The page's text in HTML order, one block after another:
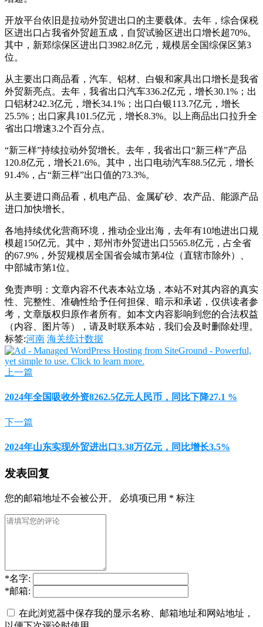
开放平台依旧是拉动外贸进出口的主要载体。去年，综合保税
区进出口占我省外贸超五成，自贸试验区进出口增长超70%。
其中，新郑综保区进出口3982.8亿元，规模居全国综保区第3
位。
从主要出口商品看，汽车、铝材、白银和家具出口增长是我省
外贸新亮点。去年，我省出口汽车336.2亿元，增长30.1%；出
口铝材242.3亿元，增长34.1%；出口白银113.7亿元，增长
25.5%；出口家具101.5亿元，增长8.3%。以上商品出口拉升全
省出口增速3.2个百分点。
“新三样”持续拉动外贸增长。去年，我省出口“新三样”产品
120.8亿元，增长21.6%。其中，出口电动汽车88.5亿元，增长
91.4%，占“新三样”出口值的73.3%。
从主要进口商品看，机电产品、金属矿砂、农产品、能源产品
进口加快增长。
各地持续优化营商环境，推动企业出海，去年有10地进出口规
模超150亿元。其中，郑州市外贸进出口5565.8亿元，占全省
的67.9%，外贸规模居全国省会城市第4位（直辖市除外）、
中部城市第1位。
免责声明：文章内容不代表本站立场，本站不对其内容的真实
性、完整性、准确性给予任何担保、暗示和承诺，仅供读者参
考，文章版权归原作者所有。如本文内容影响到您的合法权益
（内容、图片等），请及时联系本站，我们会及时删除处理。
标签:河南 海关统计数据
上一篇
2024年全国吸收外资8262.5亿元人民币，同比下降27.1 %
下一篇
2024年山东实现外贸进出口3.38万亿元，同比增长3.5%
发表回复
您的邮箱地址不会被公开。 必填项已用 * 标注
*名字:
*邮箱:
在此浏览器中保存我的显示名称、邮箱地址和网站地址，